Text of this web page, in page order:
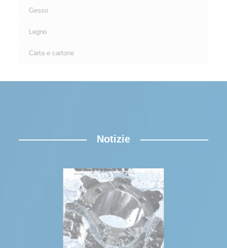
Gesso
Legno
Carta e cartone
Notizie